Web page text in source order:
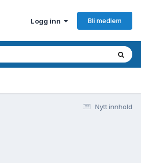
Logg inn Bli medlem
Nytt innhold